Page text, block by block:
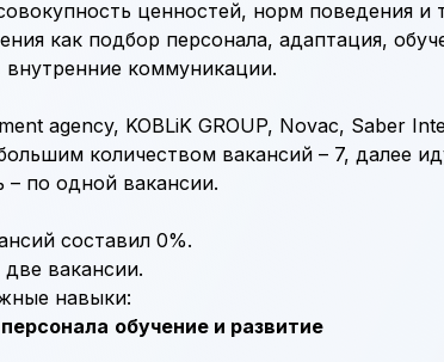
ценностей, норм поведения
как подбор персонала, адаптация,
коммуникации.
agency, KOBLiK GROUP, Novac, Saber
количеством вакансий – 7, далее
– по одной вакансии.
составил 0%.
вакансии.
навыки:
обучение и развитие